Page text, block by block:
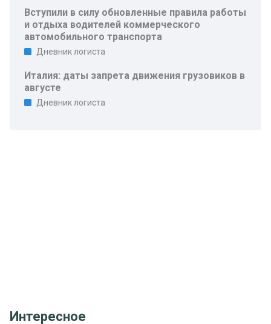
Вступили в силу обновленные правила работы
и отдыха водителей коммерческого
автомобильного транспорта
Дневник логиста
Италия: даты запрета движения грузовиков в
августе
Дневник логиста
Интересное